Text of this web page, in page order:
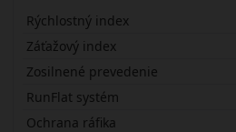
Rýchlostný index
Záťažový index
Zosilnené prevedenie
RunFlat systém
Ochrana ráfika